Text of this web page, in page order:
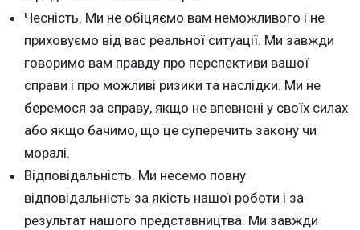
Чесність. Ми не обіцяємо вам неможливого і не
приховуємо від вас реальної ситуації. Ми завжди
говоримо вам правду про перспективи вашої
справи і про можливі ризики та наслідки. Ми не
беремося за справу, якщо не впевнені у своїх силах
або якщо бачимо, що це суперечить закону чи
моралі.
Відповідальність. Ми несемо повну
відповідальність за якість нашої роботи і за
результат нашого представництва. Ми завжди